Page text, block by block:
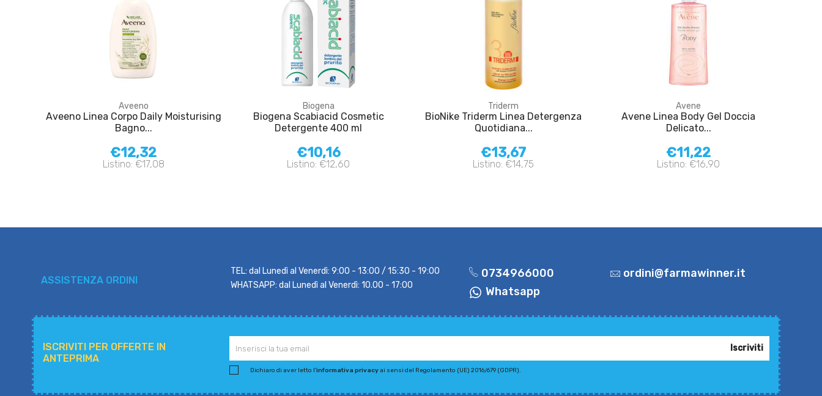
Aveeno
Aveeno Linea Corpo Daily Moisturising
Bagno...
€12,32
Listino: €17,08
Biogena
Biogena Scabiacid Cosmetic
Detergente 400 ml
€10,16
Listino: €12,60
Triderm
BioNike Triderm Linea Detergenza
Quotidiana...
€13,67
Listino: €14,75
Avene
Avene Linea Body Gel Doccia
Delicato...
€11,22
Listino: €16,90
ASSISTENZA ORDINI
TEL: dal Lunedì al Venerdì: 9:00 - 13:00 / 15:30 - 19:00
WHATSAPP: dal Lunedì al Venerdì: 10.00 - 17:00
0734966000
Whatsapp
ordini@farmawinner.it
ISCRIVITI PER OFFERTE IN
ANTEPRIMA
Iscriviti
Dichiaro di aver letto l'informativa privacyai sensi del Regolamento (UE) 2016/679 (GDPR).